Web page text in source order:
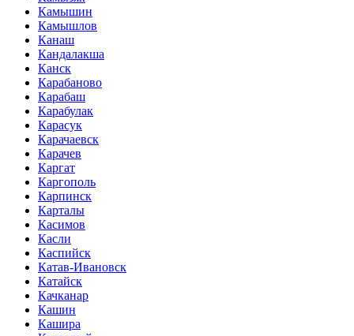
Камышин
Камышлов
Канаш
Кандалакша
Канск
Карабаново
Карабаш
Карабулак
Карасук
Карачаевск
Карачев
Каргат
Каргополь
Карпинск
Карталы
Касимов
Касли
Каспийск
Катав-Ивановск
Катайск
Качканар
Кашин
Кашира